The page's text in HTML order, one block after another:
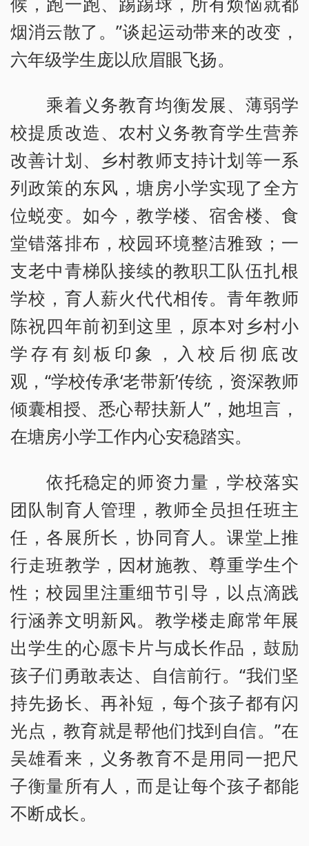
烟消云散了。”谈起运动带来的改变，
六年级学生庞以欣眉眼飞扬。
乘着义务教育均衡发展、薄弱学
校提质改造、农村义务教育学生营养
改善计划、乡村教师支持计划等一系
列政策的东风，塘房小学实现了全方
位蜕变。如今，教学楼、宿舍楼、食
堂错落排布，校园环境整洁雅致；一
支老中青梯队接续的教职工队伍扎根
学校，育人薪火代代相传。青年教师
陈祝四年前初到这里，原本对乡村小
学存有刻板印象，入校后彻底改
观，“学校传承‘老带新’传统，资深教师
倾囊相授、悉心帮扶新人”，她坦言，
在塘房小学工作内心安稳踏实。
依托稳定的师资力量，学校落实
团队制育人管理，教师全员担任班主
任，各展所长，协同育人。课堂上推
行走班教学，因材施教、尊重学生个
性；校园里注重细节引导，以点滴践
行涵养文明新风。教学楼走廊常年展
出学生的心愿卡片与成长作品，鼓励
孩子们勇敢表达、自信前行。“我们坚
持先扬长、再补短，每个孩子都有闪
光点，教育就是帮他们找到自信。”在
吴雄看来，义务教育不是用同一把尺
子衡量所有人，而是让每个孩子都能
不断成长。